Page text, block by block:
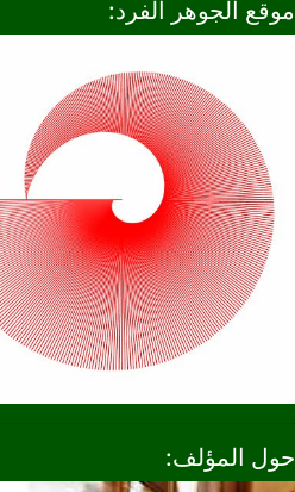
موقع الجوهر الفرد:
حول المؤلف: